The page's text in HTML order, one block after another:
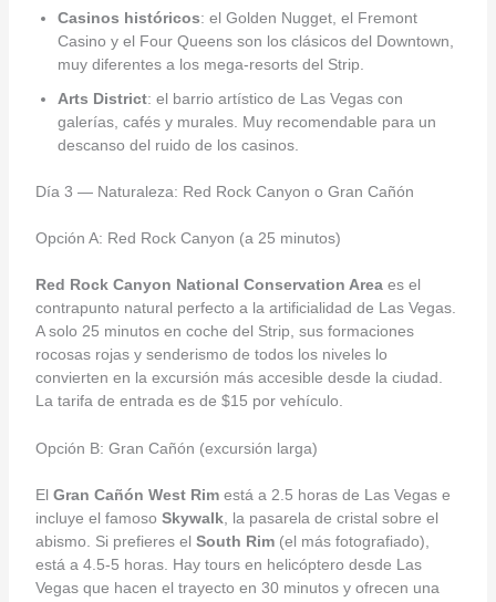
Casinos históricos: el Golden Nugget, el Fremont
Casino y el Four Queens son los clásicos del Downtown,
muy diferentes a los mega-resorts del Strip.
Arts District: el barrio artístico de Las Vegas con
galerías, cafés y murales. Muy recomendable para un
descanso del ruido de los casinos.
Día 3 — Naturaleza: Red Rock Canyon o Gran Cañón
Opción A: Red Rock Canyon (a 25 minutos)
Red Rock Canyon National Conservation Areaes el
contrapunto natural perfecto a la artificialidad de Las Vegas.
A solo 25 minutos en coche del Strip, sus formaciones
rocosas rojas y senderismo de todos los niveles lo
convierten en la excursión más accesible desde la ciudad.
La tarifa de entrada es de $15 por vehículo.
Opción B: Gran Cañón (excursión larga)
El Gran Cañón West Rimestá a 2.5 horas de Las Vegas e
incluye el famoso Skywalk, la pasarela de cristal sobre el
abismo. Si prefieres el South Rim(el más fotografiado),
está a 4.5-5 horas. Hay tours en helicóptero desde Las
Vegas que hacen el trayecto en 30 minutos y ofrecen una